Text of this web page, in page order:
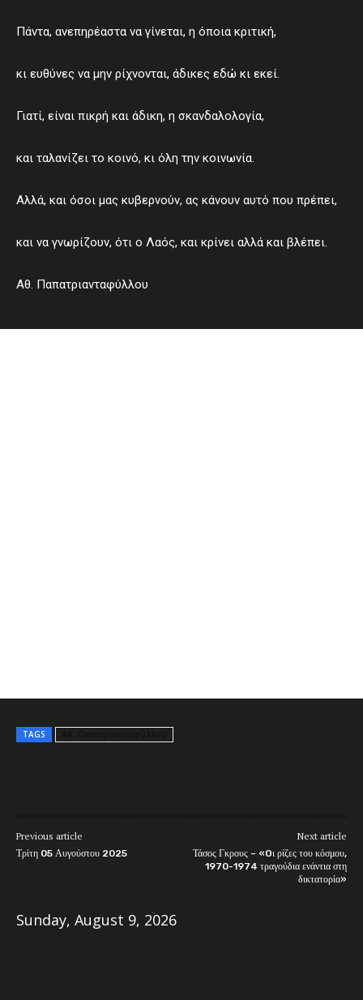
Πάντα, ανεπηρέαστα να γίνεται, η όποια κριτική,
κι ευθύνες να μην ρίχνονται, άδικες εδώ κι εκεί.
Γιατί, είναι πικρή και άδικη, η σκανδαλολογία,
και ταλανίζει το κοινό, κι όλη την κοινωνία.
Αλλά, και όσοι μας κυβερνούν, ας κάνουν αυτό που πρέπει,
και να γνωρίζουν, ότι ο Λαός, και κρίνει αλλά και βλέπει.
Αθ. Παπατριανταφύλλου
TAGS
Previous article
Τρίτη 05 Αυγούστου 2025
Next article
Τάσος Γκρους – «Oι ρίζες του κόσμου,
1970-1974 τραγούδια ενάντια στη
δικτατορία»
Sunday, August 9, 2026